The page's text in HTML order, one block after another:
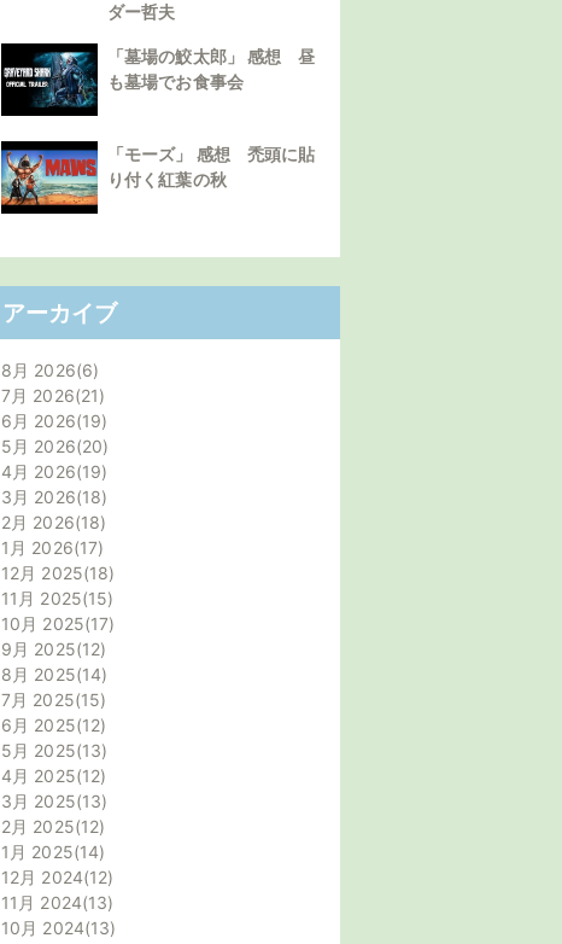
ダー哲夫
「墓場の鮫太郎」 感想 昼
も墓場でお食事会
「モーズ」 感想 禿頭に貼
り付く紅葉の秋
アーカイブ
8月 2026 6
7月 2026 21
6月 2026 19
5月 2026 20
4月 2026 19
3月 2026 18
2月 2026 18
1月 2026 17
12月 2025 18
11月 2025 15
10月 2025 17
9月 2025 12
8月 2025 14
7月 2025 15
6月 2025 12
5月 2025 13
4月 2025 12
3月 2025 13
2月 2025 12
1月 2025 14
12月 2024 12
11月 2024 13
10月 2024 13